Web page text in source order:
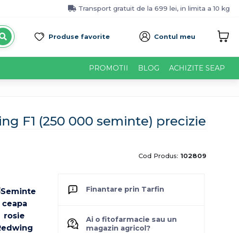
Transport gratuit de la 699 lei, in limita a 10 kg
Produse favorite Contul meu
PROMOTII BLOG ACHIZITE SEAP
F1 (250 000 seminte) precizie
Cod Produs: 102809
Finantare prin Tarfin
Ai o fitofarmacie sau un
magazin agricol?